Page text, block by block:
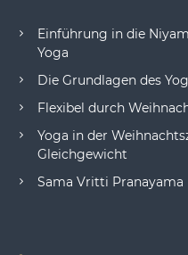
Einführung in die
Yoga
Die Grundlagen des
Flexibel durch
Yoga in der
Gleichgewicht
Sama Vritti Pranayama